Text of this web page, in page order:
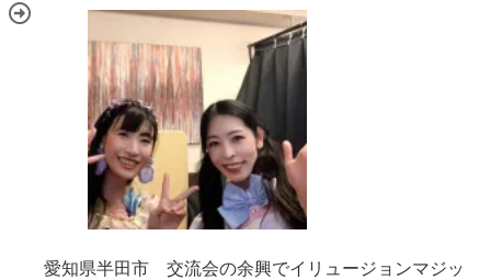
愛知県半田市 交流会の余興でイリュージョンマジッ